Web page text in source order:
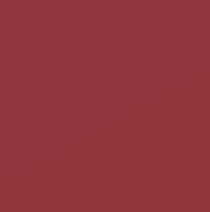
la
à
la qualité de l'encodage